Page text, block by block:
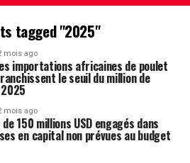
tagged "2025"
mois ago
importations africaines de poulet
le seuil du million de
mois ago
de 150 millions USD engagés dans
en capital non prévues au budget